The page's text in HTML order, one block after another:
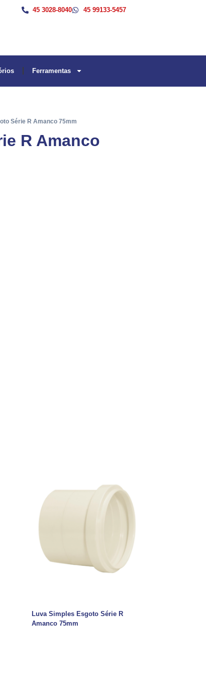
45 3028-8040 45 99133-5457
Ferramentas
Série R Amanco 75mm
R Amanco
Luva Simples Esgoto Série R
Amanco 75mm